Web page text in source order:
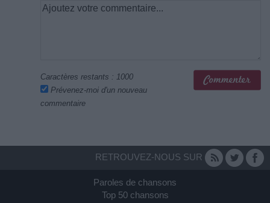
Caractères restants : 1000
Prévenez-moi d'un nouveau
commentaire
RETROUVEZ-NOUS SUR
Paroles de chansons
Top 50 chansons